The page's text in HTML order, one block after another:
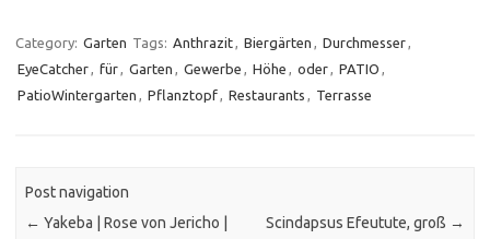
Category: Garten Tags: Anthrazit, Biergärten , Durchmesser,
EyeCatcher, für, Garten , Gewerbe , Höhe , oder, PATIO ,
PatioWintergarten , Pflanztopf, Restaurants , Terrasse
Post navigation
← Yakeba | Rose von Jericho | Scindapsus Efeutute, groß →